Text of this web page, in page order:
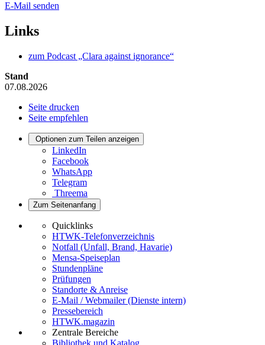
E-Mail senden
Links
zum Podcast „Clara against ignorance“
Stand
07.08.2026
Seite drucken
Seite empfehlen
Optionen zum Teilen anzeigen
LinkedIn
Facebook
WhatsApp
Telegram
Threema
Zum Seitenanfang
Quicklinks
HTWK-Telefonverzeichnis
Notfall (Unfall, Brand, Havarie)
Mensa-Speiseplan
Stundenpläne
Prüfungen
Standorte & Anreise
E-Mail / Webmailer (Dienste intern)
Pressebereich
HTWK.magazin
Zentrale Bereiche
Bibliothek und Katalog